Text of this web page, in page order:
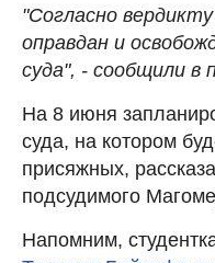
"Согласно
оправдан и
суда", - сообщили в
На 8 июня
суда, на котором
присяжных,
подсудимого
Напомним,